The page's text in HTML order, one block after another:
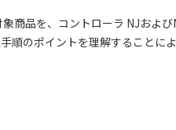
商品を、コントローラ NJおよ
順のポイントを理解することに